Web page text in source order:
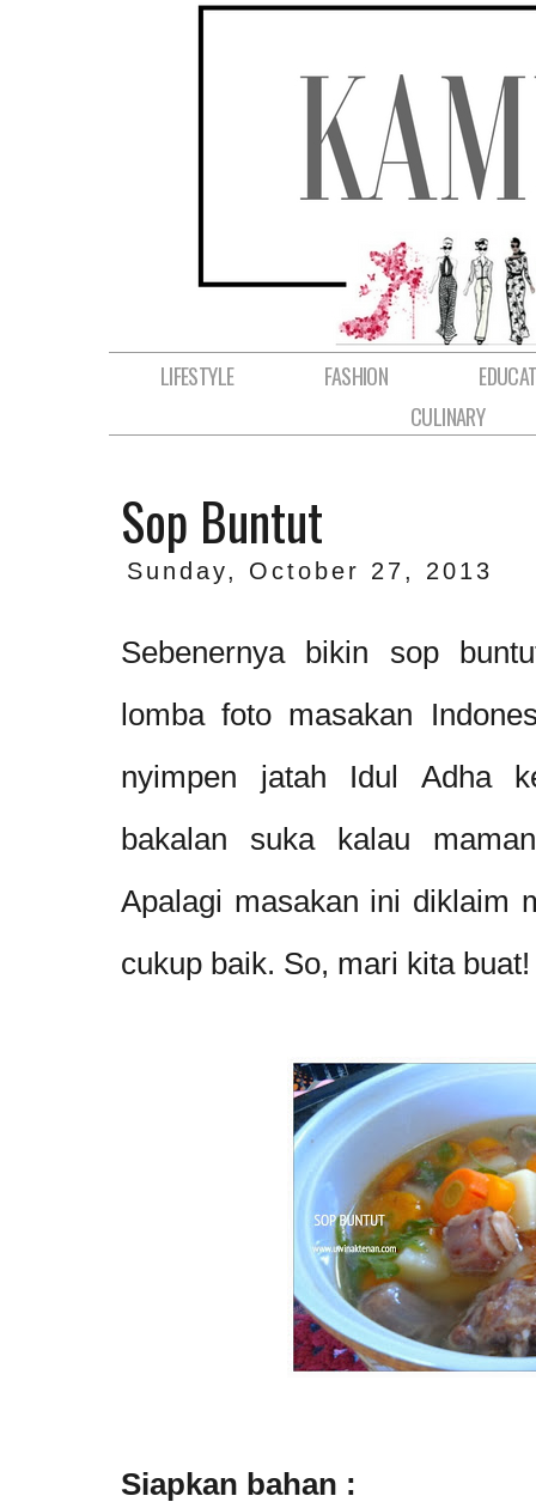
LIFESTYLE FASHION
CULINARY
Sop Buntut
Sunday, October 27, 2013
Sebenernya bikin sop
lomba foto masakan
nyimpen jatah Idul Adha
bakalan suka kalau
Apalagi masakan ini diklaim
cukup baik. So, mari kita buat!
Siapkan bahan :